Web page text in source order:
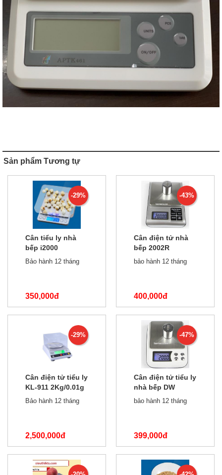
Sản phẩm Tương tự
-29%
Cân tiểu ly nhà
bếp i2000
3kg/0.1g
Bảo hành 12 tháng
350,000đ
490,000đ
-43%
Cân điện tử nhà
bếp 2002R
3Kg/0.1
bảo hành 12 tháng
400,000đ
700,000đ
-29%
Cân điện tử tiểu ly
KL-911 2Kg/0.01g
Bảo hành 12 tháng
2,500,000đ
3,500,000đ
-47%
Cân điện tử tiểu ly
nhà bếp DW
3KG/0.1
bảo hành 12 tháng
399,000đ
750,000đ